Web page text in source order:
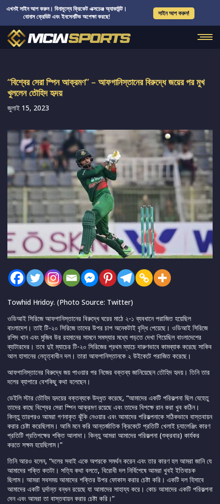
এখনই সাইন আপ করুন। বিনামূল্যে ক্রিকেট এক্সচেঞ্জ অ্যাকাউন্ট।
বোনাস ক্রেডিট এবং ইনসেনটিভ অপেক্ষা করছে!
সাইন আপ করুন!
“বিশ্বের সেরা স্পিন আক্রমণ” – আফগানিস্তানের বিরুদ্ধে জয়ের পর মুখ
খুললেন তৌহিদ হৃদয়
জুলাই 15, 2023
Towhid Hridoy. (Photo Source: Twitter)
ওডিআই সিরিজে আফগানিস্তানের বিরুদ্ধে ঘরের মাঠে ২-১ ব্যবধানে পরাজিত হয়েছিল
বাংলাদেশ। তাই টি-২০ সিরিজে তাদের উপর চাপ অনেকটাই বৃদ্ধি পেয়েছে। ওডিআই সিরিজে
রশিদ খান এবং মুজিব উর রহমানের সামনে সমস্যার মধ্যে পড়তে দেখা গিয়েছিল বাংলাদেশের
ব্যাটারদের। তবে দুই ম্যাচের টি-২০ সিরিজের প্রথম ম্যাচে দারুণভাবে কামব্যাক করেছে সাকিব
আল হাসানের নেতৃত্বাধীন দল। তারা আফগানিস্তানকে ২ উইকেটে পরাজিত করেছে।
আফগানিস্তানের বিরুদ্ধে জয় পাওয়ার পর নিজের বক্তব্য জানিয়েছেন তৌহিদ হৃদয়। তিনি তার
দলের ব্যাপারে বেশকিছু কথা বলেছেন।
ডেইলি স্টার তৌহিদ হৃদয়ের বক্তব্যকে উদ্ধৃত করেছে, “আমাদের একটি পরিকল্পনা ছিল যেহেতু
তাদের কাছে বিশ্বের সেরা স্পিন আক্রমণ রয়েছে এবং তাদের বিপক্ষে রান করা খুব কঠিন।
কিন্তু তারপরও আমরা গণনাকৃত ঝুঁকি নেওয়ার এবং আমাদের পরিকল্পনাকে সঠিকভাবে বাস্তবায়ন
করার চেষ্টা করেছিলাম। আমি মনে করি আন্তর্জাতিক ক্রিকেটে প্রতিটি খেলাই চ্যালেঞ্জিং কারণ
প্রতিটি প্রতিপক্ষের শক্তি আলাদা। কিন্তু আমরা আমাদের পরিকল্পনা (শুক্রবার) কার্যকর
করতে সক্ষম হয়েছিলাম।”
তিনি আরও বলেন, “দলের সবাই একে অপরকে সমর্থন করেন এবং তার কারণ হল আমরা জানি যে
আমাদের শক্তি কতটা। সত্যি কথা বলতে, বিরোধী দল নির্বিশেষে আমরা খুবই ইতিবাচক
ছিলাম। আমরা সবসময় আমাদের শক্তির উপর ফোকাস করার চেষ্টা করি। একটি দল হিসাবে
আমাদের একটি দুর্দান্ত বন্ধন রয়েছে যা আমাদের সাহায্য করে। কোচ আমাদের একটি পরিকল্পনা
দেন এবং আমরা তা বাস্তবায়ন করার চেষ্টা করি।”